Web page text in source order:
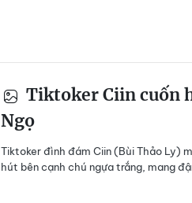
Tiktoker Ciin cuốn
Ngọ
Tiktoker đình đám Ciin (Bùi Thảo Ly)
hút bên cạnh chú ngựa trắng, mang